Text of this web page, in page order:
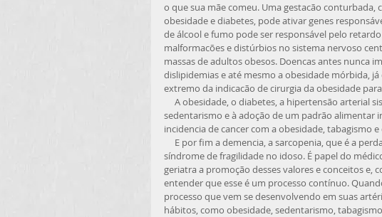
o que sua mãe comeu. Uma gestacão
obesidade e diabetes, pode ativar genes
de álcool e fumo pode ser responsável pelo
malformacões e distúrbios no sistema nervoso
massas de adultos obesos. Doencas antes nunca
dislipidemias e até mesmo a obesidade mórbida,
extremo da indicacão de cirurgia da obesidade
sedentarismo e à adoção de um padrão alimentar
incidencia de cancer com a obesidade, tabagismo
síndrome de fragilidade no idoso. É papel do
geriatra a promoção desses valores e conceitos e,
entender que esse é um processo contínuo.
processo que vem se desenvolvendo em suas
hábitos, como obesidade, sedentarismo,